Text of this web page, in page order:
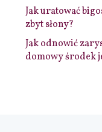
Jak uratować
zbyt słony?
Jak odnowić
domowy środek